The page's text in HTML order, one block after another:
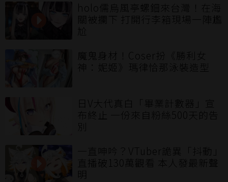
holo儒烏風亭螺鈿來台灣！在海
關被攔下 打開行李箱現場一陣尷
尬
魔鬼身材！Coser扮《勝利女
神：妮姬》瑪律恰那泳裝造型
日V大代真白「畢業計數器」宣
布終止 一份來自粉絲500天的告
別
一直呻吟？VTuber詭異「抖動」
直播破130萬觀看 本人發最新聲
明